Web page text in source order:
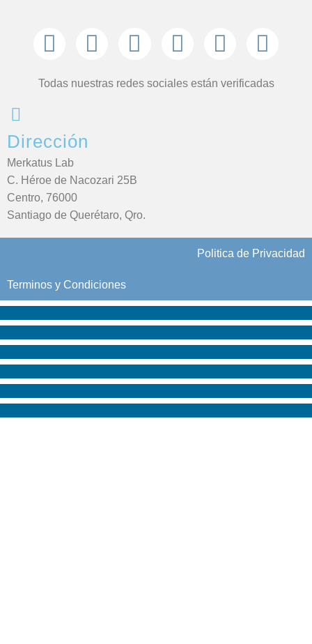
Todas nuestras redes sociales están verificadas
Dirección
Merkatus Lab
C. Héroe de Nacozari 25B
Centro, 76000
Santiago de Querétaro, Qro.
Politica de Privacidad
Terminos y Condiciones